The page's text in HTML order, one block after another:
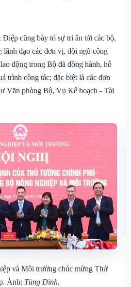
cũng bày tỏ sự tri ân tới các bộ,
lãnh đạo các đơn vị, đội ngũ công
động trong Bộ đã đồng hành, hỗ
trình công tác; đặc biệt là các đơn
Văn phòng Bộ, Vụ Kế hoạch - Tài
và Môi trường chúc mừng Thứ
Ảnh: Tùng Đinh.